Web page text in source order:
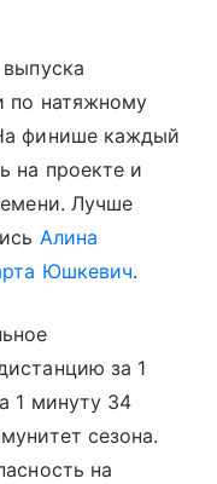
по натяжному
финише каждый
на проекте и
Лучше
Алина
Юшкевич.
за 1
1 минуту 34
сезона.
на